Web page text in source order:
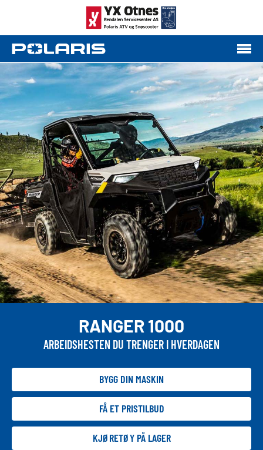
RANGER 1000
ARBEIDSHESTEN DU TRENGER I HVERDAGEN
BYGG DIN MASKIN
FÅ ET PRISTILBUD
KJØRETØY PÅ LAGER